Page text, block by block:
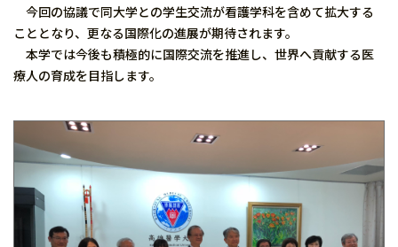
今回の協議で同大学との学生交流が看護学科を含めて拡大する
こととなり、更なる国際化の進展が期待されます。
本学では今後も積極的に国際交流を推進し、世界へ貢献する医
療人の育成を目指します。